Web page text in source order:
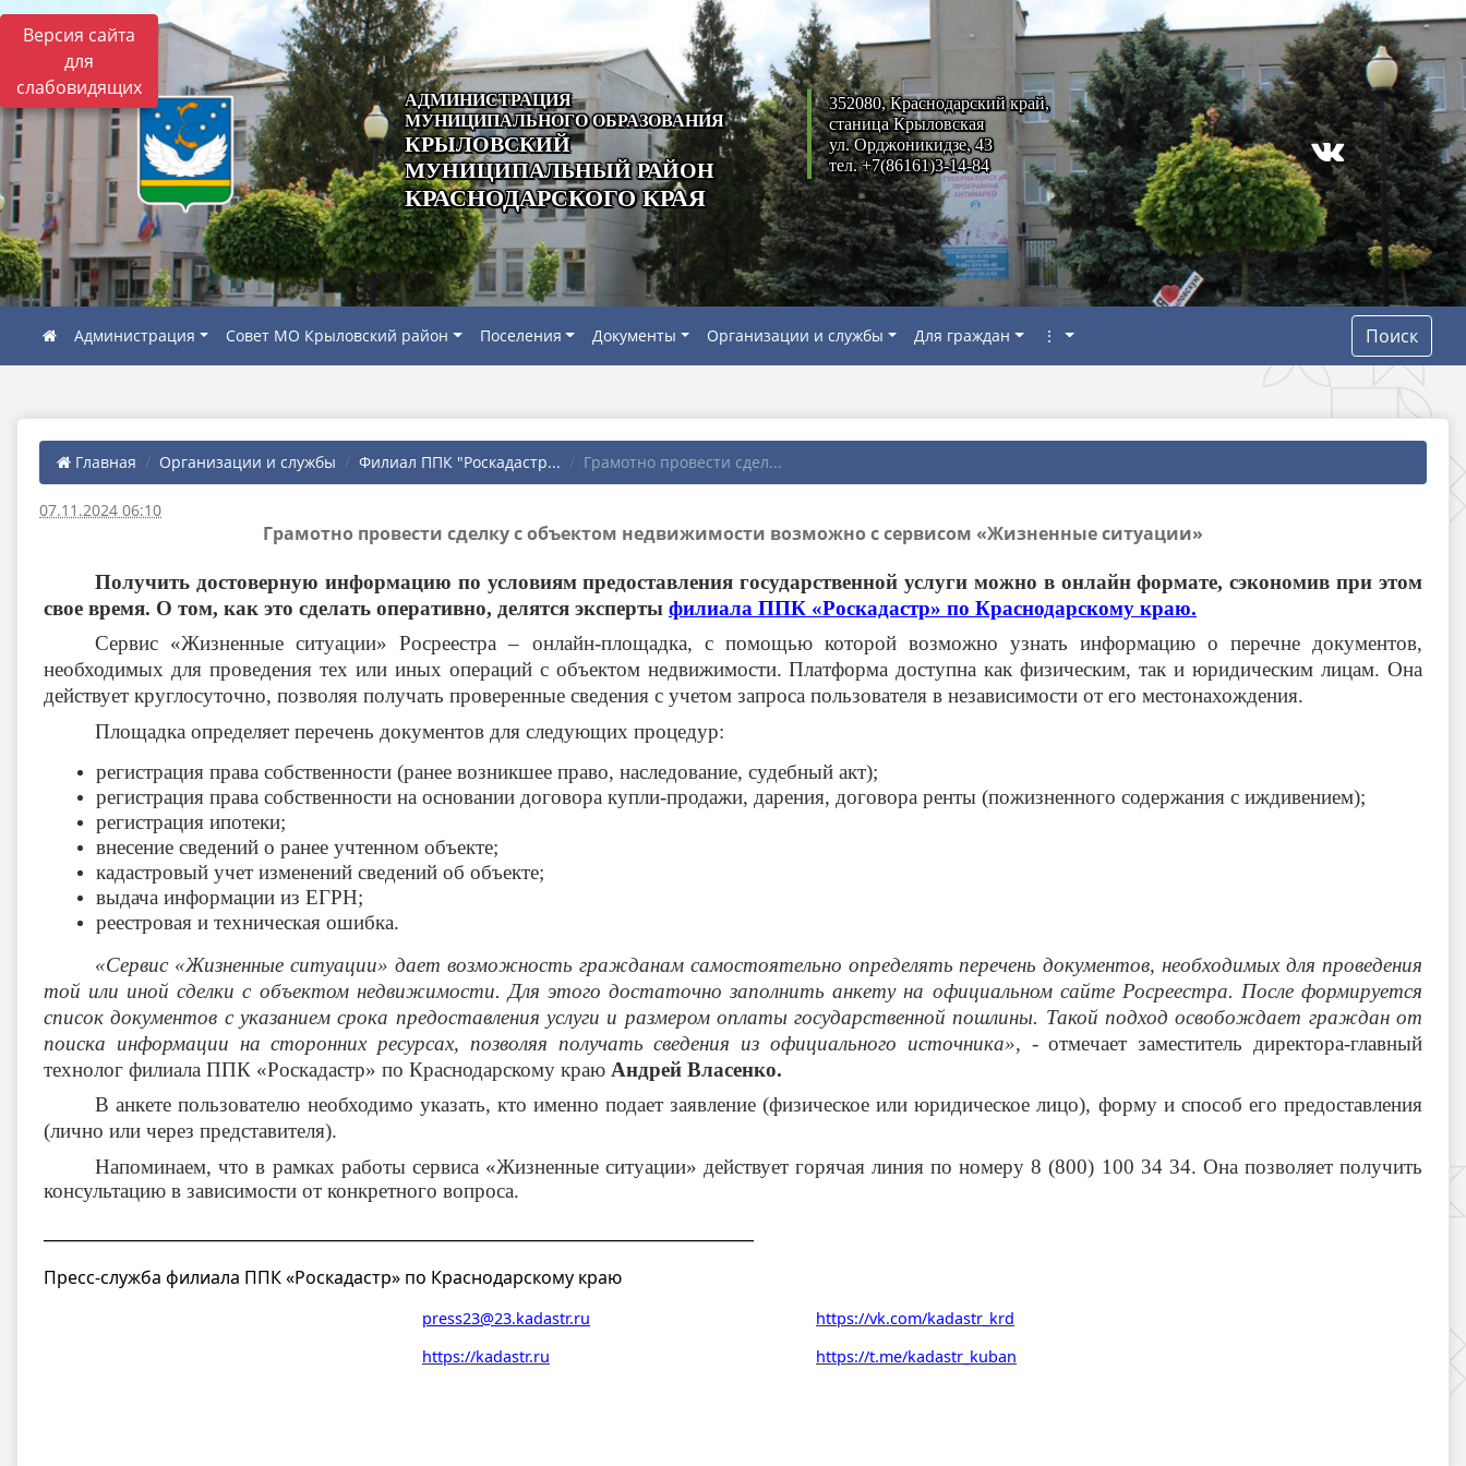
Версия сайта
для
слабовидящих
АДМИНИСТРАЦИЯ
МУНИЦИПАЛЬНОГО ОБРАЗОВАНИЯ
КРЫЛОВСКИЙ
МУНИЦИПАЛЬНЫЙ РАЙОН
КРАСНОДАРСКОГО КРАЯ
352080, Краснодарский край,
станица Крыловская
ул. Орджоникидзе, 43
тел. +7(86161)3-14-84
Администрация Совет МО Крыловский район Поселения Документы Организации и службы Для граждан ⋮ Поиск
Главная Организации и службы Филиал ППК "Роскадастр... Грамотно провести сдел...
07.11.2024 06:10
Грамотно провести сделку с объектом недвижимости возможно с сервисом «Жизненные ситуации»
Получить достоверную информацию по условиям предоставления государственной услуги можно в онлайн формате, сэкономив при этом
свое время. О том, как это сделать оперативно, делятся эксперты филиала ППК «Роскадастр» по Краснодарскому краю.
Сервис «Жизненные ситуации» Росреестра – онлайн-площадка, с помощью которой возможно узнать информацию о перечне документов,
необходимых для проведения тех или иных операций с объектом недвижимости. Платформа доступна как физическим, так и юридическим лицам. Она
действует круглосуточно, позволяя получать проверенные сведения с учетом запроса пользователя в независимости от его местонахождения.
Площадка определяет перечень документов для следующих процедур:
регистрация права собственности (ранее возникшее право, наследование, судебный акт);
регистрация права собственности на основании договора купли-продажи, дарения, договора ренты (пожизненного содержания с иждивением);
регистрация ипотеки;
внесение сведений о ранее учтенном объекте;
кадастровый учет изменений сведений об объекте;
выдача информации из ЕГРН;
реестровая и техническая ошибка.
«Сервис «Жизненные ситуации» дает возможность гражданам самостоятельно определять перечень документов, необходимых для проведения
той или иной сделки с объектом недвижимости. Для этого достаточно заполнить анкету на официальном сайте Росреестра. После формируется
список документов с указанием срока предоставления услуги и размером оплаты государственной пошлины. Такой подход освобождает граждан от
поиска информации на сторонних ресурсах, позволяя получать сведения из официального источника», - отмечает заместитель директора-главный
технолог филиала ППК «Роскадастр» по Краснодарскому краю Андрей Власенко.
В анкете пользователю необходимо указать, кто именно подает заявление (физическое или юридическое лицо), форму и способ его предоставления
(лично или через представителя).
Напоминаем, что в рамках работы сервиса «Жизненные ситуации» действует горячая линия по номеру 8 (800) 100 34 34. Она позволяет получить
консультацию в зависимости от конкретного вопроса.
Пресс-служба филиала ППК «Роскадастр» по Краснодарскому краю
press23@23.kadastr.ru
https://vk.com/kadastr_krd
https://kadastr.ru
https://t.me/kadastr_kuban